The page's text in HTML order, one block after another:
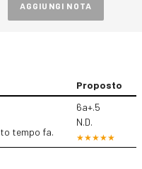
AGGIUNGI NOTA
Proposto
tempo fa.
6a+.5
N.D.